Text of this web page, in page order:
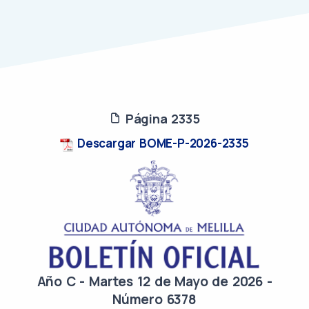
Página 2335
Descargar BOME-P-2026-2335
Año C - Martes 12 de Mayo de 2026 -
Número 6378